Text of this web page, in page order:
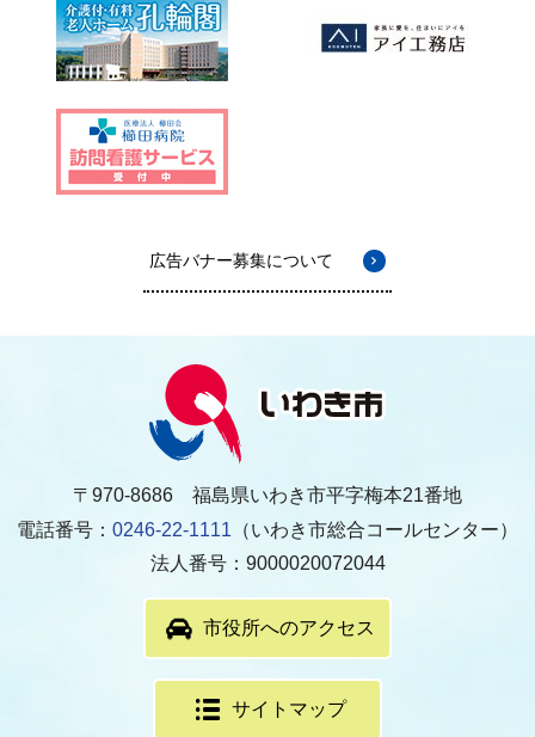
広告バナー募集について
〒970-8686 福島県いわき市平字梅本21番地
電話番号： 0246-22-1111 （いわき市総合コールセンター）
法人番号：9000020072044
市役所へのアクセス
サイトマップ